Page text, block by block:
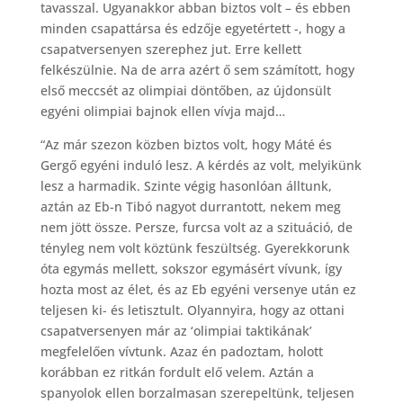
tavasszal. Ugyanakkor abban biztos volt – és ebben
minden csapattársa és edzője egyetértett -, hogy a
csapatversenyen szerephez jut. Erre kellett
felkészülnie. Na de arra azért ő sem számított, hogy
első meccsét az olimpiai döntőben, az újdonsült
egyéni olimpiai bajnok ellen vívja majd…
“Az már szezon közben biztos volt, hogy Máté és
Gergő egyéni induló lesz. A kérdés az volt, melyikünk
lesz a harmadik. Szinte végig hasonlóan álltunk,
aztán az Eb-n Tibó nagyot durrantott, nekem meg
nem jött össze. Persze, furcsa volt az a szituáció, de
tényleg nem volt köztünk feszültség. Gyerekkorunk
óta egymás mellett, sokszor egymásért vívunk, így
hozta most az élet, és az Eb egyéni versenye után ez
teljesen ki- és letisztult. Olyannyira, hogy az ottani
csapatversenyen már az ‘olimpiai taktikának’
megfelelően vívtunk. Azaz én padoztam, holott
korábban ez ritkán fordult elő velem. Aztán a
spanyolok ellen borzalmasan szerepeltünk, teljesen